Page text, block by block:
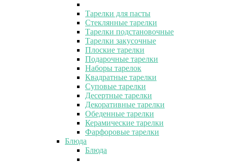
Тарелки для пасты
Стеклянные тарелки
Тарелки подстановочные
Тарелки закусочные
Плоские тарелки
Подарочные тарелки
Наборы тарелок
Квадратные тарелки
Суповые тарелки
Десертные тарелки
Декоративные тарелки
Обеденные тарелки
Керамические тарелки
Фарфоровые тарелки
Блюда
Блюда